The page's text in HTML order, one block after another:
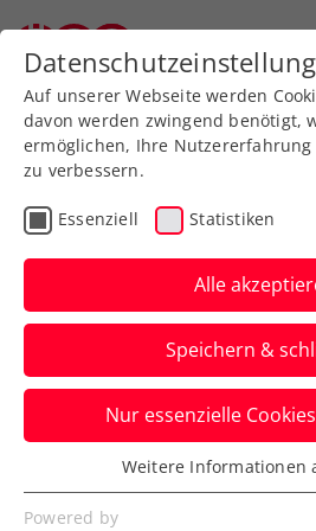
Aktuelle
News filtern
Auf unserer Webseite werden
davon werden zwingend benötigt,
ermöglichen, Ihre
zu verbessern.
Essenziell Statistiken
Alle
Speichern &
Nur essenzielle
Essenziell
Essenzielle Cookies werden für
Weitere Informationen
Powered by